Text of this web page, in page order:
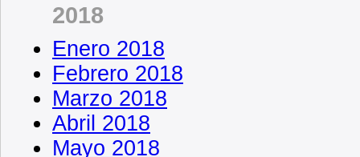
2018
Enero 2018
Febrero 2018
Marzo 2018
Abril 2018
Mayo 2018